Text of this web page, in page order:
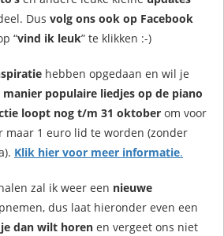
Dus volg ons ook op Facebook
“vind ik leuk” te klikken :-)
hebben opgedaan en wil je
manier populaire liedjes op de piano
loopt nog t/m 31 oktober om voor
maar 1 euro lid te worden (zonder
Klik hier voor meer informatie.
zal ik weer een nieuwe
dus laat hieronder even een
dan wilt horen en vergeet ons niet